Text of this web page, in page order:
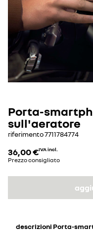
Porta-
sull'aeratore
riferimento7711784774
36,00 €IVA incl.
Prezzo consigliato
descrizioni Porta-